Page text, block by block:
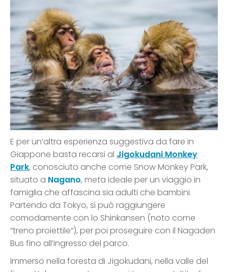
E per un’altra esperienza suggestiva da fare in
Giappone basta recarsi al Jigokudani Monkey
Park, conosciuto anche come Snow Monkey Park,
situato a Nagano, meta ideale per un viaggio in
famiglia che affascina sia adulti che bambini.
Partendo da Tokyo, si può raggiungere
comodamente con lo Shinkansen (noto come
“treno proiettile”), per poi proseguire con il Nagaden
Bus fino all’ingresso del parco.
Immerso nella foresta di Jigokudani, nella valle del